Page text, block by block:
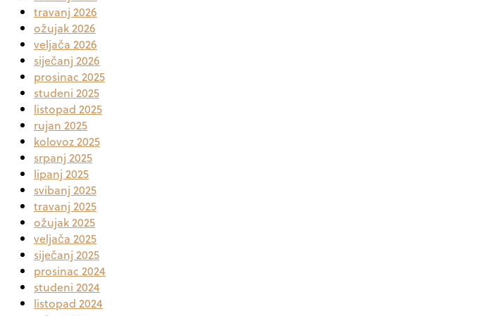
travanj 2026
ožujak 2026
veljača 2026
siječanj 2026
prosinac 2025
studeni 2025
listopad 2025
rujan 2025
kolovoz 2025
srpanj 2025
lipanj 2025
svibanj 2025
travanj 2025
ožujak 2025
veljača 2025
siječanj 2025
prosinac 2024
studeni 2024
listopad 2024